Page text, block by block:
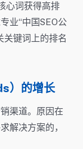
心词获得高排
业“中国SEO公
关键词上的排名
）的增长
渠道。原因在
解决方案的，